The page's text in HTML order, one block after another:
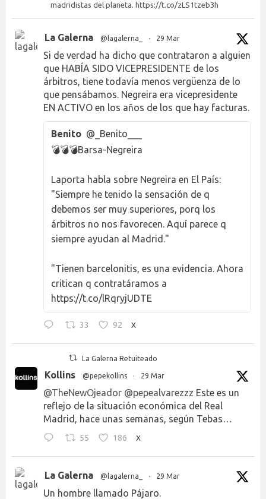
madridistas del planeta. https://t.co/zLS1tzeb3h
La Galerna @lagalerna_ · 29 Mar
Si de verdad ha dicho que contrataron a alguien
que HABÍA SIDO VICEPRESIDENTE de los
árbitros, tiene todavía menos vergüenza de lo
que pensábamos. Negreira era vicepresidente
EN ACTIVO en los años de los que hay facturas.
Benito @_Benito___
💣💣💣Barsa-Negreira
Laporta habla sobre Negreira en El País:
"Siempre he tenido la sensación de q
debemos ser muy superiores, porq los
árbitros no nos favorecen. Aquí parece q
siempre ayudan al Madrid."
"Tienen barcelonitis, es una evidencia. Ahora
critican q contratáramos a
https://t.co/lRqryjUDTE
33 92 X
La Galerna Retuiteado
Kollins @pepekollins · 29 Mar
@TheNewOjeador @pepealvarezzz Este es un
reflejo de la situación económica del Real
Madrid, hace unas semanas, según Tebas…
55 186 X
La Galerna @lagalerna_ · 29 Mar
Un hombre llamado Pájaro.